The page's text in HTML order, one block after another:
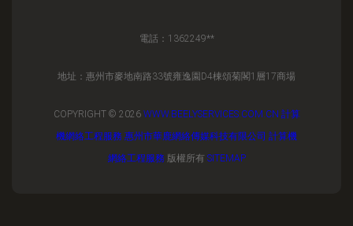
電話：1362249**
地址：惠州市麥地南路33號雍逸園D4棟頌菊閣1層17商場
COPYRIGHT © 2026 WWW.BEELYSERVICES.COM.CN 計算
機網絡工程服務 惠州市華鹿網絡傳媒科技有限公司 計算機
網絡工程服務 版權所有 SITEMAP